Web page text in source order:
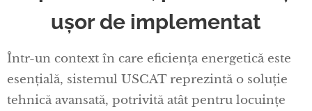
ușor de implementat
Într-un context în care eficiența energetică este
esențială, sistemul USCAT reprezintă o soluție
tehnică avansată, potrivită atât pentru locuințe